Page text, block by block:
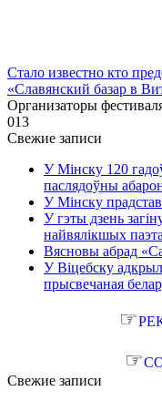
Стало известно кто
«Славянский базар в
Организаторы
013
Свежие записи
У Мінску 120
паслядоўны
У Мінску
У гэты дзень
найвялікшых
Вясновы абрад
У Віцебску
прысвечаная
☞
☞
Свежие записи